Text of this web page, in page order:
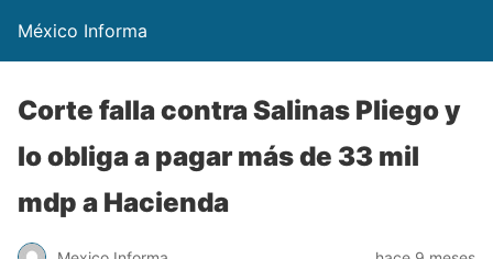
México Informa
Corte falla contra Salinas Pliego y
lo obliga a pagar más de 33 mil
mdp a Hacienda